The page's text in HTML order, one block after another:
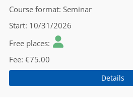
Course format Seminar
Start 10/31/2026
Free places
Fee €75.00
Details